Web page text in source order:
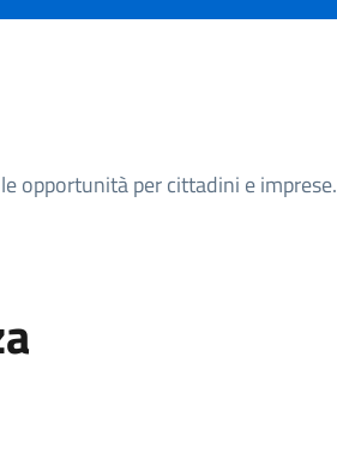
opportunità per cittadini e imprese.